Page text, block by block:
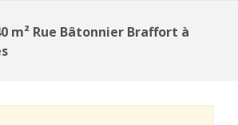
m² Rue Bâtonnier Braffort à